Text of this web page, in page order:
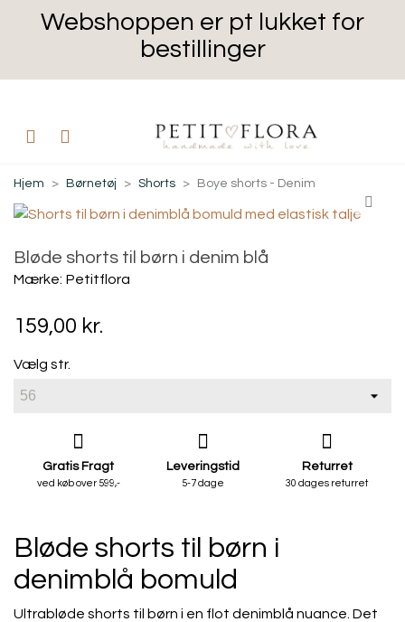
Webshoppen er pt lukket for
bestillinger
Hjem > Børnetøj > Shorts > Boye shorts - Denim
Bløde shorts til børn i denim blå
Mærke: Petitflora
159,00 kr.
Vælg str.
Gratis Fragt
ved køb over 599,-
Leveringstid
5-7 dage
Returret
30 dages returret
Bløde shorts til børn i
denimblå bomuld
Ultrabløde shorts til børn i en flot denimblå nuance. Det